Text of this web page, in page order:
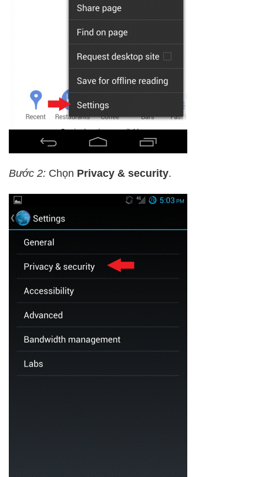
Bước 2: Chọn Privacy & security.